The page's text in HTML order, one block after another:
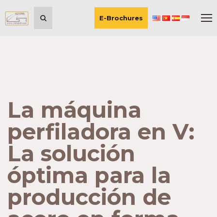
E-Brochures
La máquina
perfiladora en V:
La solución
óptima para la
producción de